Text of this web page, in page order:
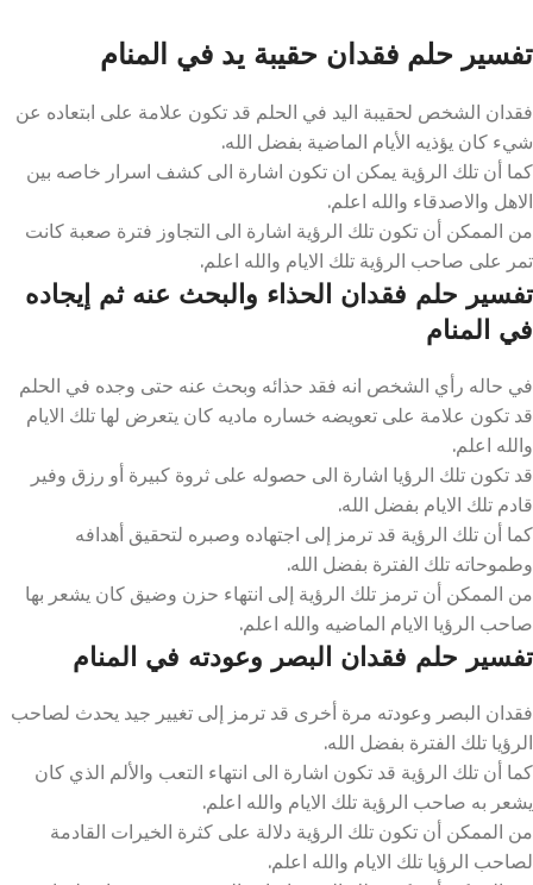
تفسير حلم فقدان حقيبة يد في المنام
فقدان الشخص لحقيبة اليد في الحلم قد تكون علامة على ابتعاده عن
شيء كان يؤذيه الأيام الماضية بفضل الله.
كما أن تلك الرؤية يمكن ان تكون اشارة الى كشف اسرار خاصه بين
الاهل والاصدقاء والله اعلم.
من الممكن أن تكون تلك الرؤية اشارة الى التجاوز فترة صعبة كانت
تمر على صاحب الرؤية تلك الايام والله اعلم.
تفسير حلم فقدان الحذاء والبحث عنه ثم إيجاده
في المنام
في حاله رأي الشخص انه فقد حذائه وبحث عنه حتى وجده في الحلم
قد تكون علامة على تعويضه خساره ماديه كان يتعرض لها تلك الايام
والله اعلم.
قد تكون تلك الرؤيا اشارة الى حصوله على ثروة كبيرة أو رزق وفير
قادم تلك الايام بفضل الله.
كما أن تلك الرؤية قد ترمز إلى اجتهاده وصبره لتحقيق أهدافه
وطموحاته تلك الفترة بفضل الله.
من الممكن أن ترمز تلك الرؤية إلى انتهاء حزن وضيق كان يشعر بها
صاحب الرؤيا الايام الماضيه والله اعلم.
تفسير حلم فقدان البصر وعودته في المنام
فقدان البصر وعودته مرة أخرى قد ترمز إلى تغيير جيد يحدث لصاحب
الرؤيا تلك الفترة بفضل الله.
كما أن تلك الرؤية قد تكون اشارة الى انتهاء التعب والألم الذي كان
يشعر به صاحب الرؤية تلك الايام والله اعلم.
من الممكن أن تكون تلك الرؤية دلالة على كثرة الخيرات القادمة
لصاحب الرؤيا تلك الايام والله اعلم.